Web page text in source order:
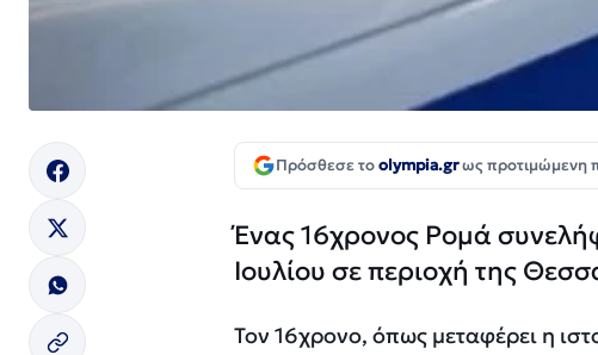
Πρόσθεσε τοolympia.grως προτιμώμενη
Ένας 16χρονος Ρομά
Ιουλίου σε περιοχή της
Τον 16χρονο, όπως μεταφέρει η